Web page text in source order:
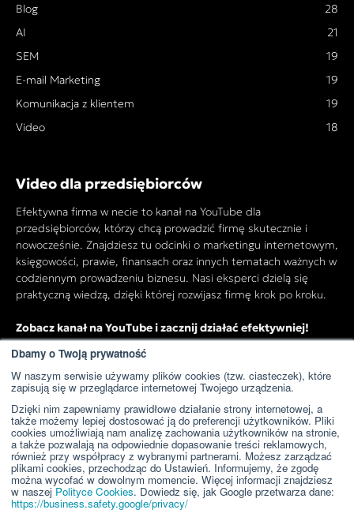
Dbamy o Twoją prywatność
W naszym serwisie używamy plików cookies (tzw. ciasteczek), które
zapisują się w przeglądarce internetowej Twojego urządzenia.
Dzięki nim zapewniamy prawidłowe działanie strony internetowej, a
także możemy lepiej dostosować ją do preferencji użytkowników. Pliki
cookies umożliwiają nam analizę zachowania użytkowników na stronie,
a także pozwalają na odpowiednie dopasowanie treści reklamowych,
również przy współpracy z wybranymi partnerami. Możesz zarządzać
plikami cookies, przechodząc do Ustawień. Informujemy, że zgodę
można wycofać w dowolnym momencie. Więcej informacji znajdziesz
w naszejPolityce Cookies. Dowiedz się, jak Google przetwarza dane:
https://business.safety.google/privacy/
Blog
28
AI
21
SEM
19
E-mail Marketing
19
Komunikacja z klientem
19
Video
18
Video dla przedsiębiorców
Efektywna firma w necie to kanał na YouTube dla
przedsiębiorców, którzy chcą prowadzić firmę skutecznie i
nowocześnie. Znajdziesz tu odcinki o marketingu internetowym,
księgowości, prawie, finansach oraz innych tematach ważnych w
codziennym prowadzeniu biznesu. Nasi eksperci dzielą się
praktyczną wiedzą, dzięki której rozwijasz firmę krok po kroku.
Zobacz kanał na YouTube i zacznij działać efektywniej!
Przejdź do kanału YouTube